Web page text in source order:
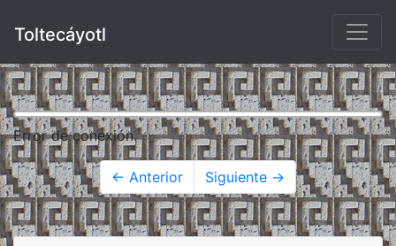
Toltecáyotl
Error de conexión.
← Anterior Siguiente →